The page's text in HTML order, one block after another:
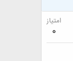
امتیاز
0